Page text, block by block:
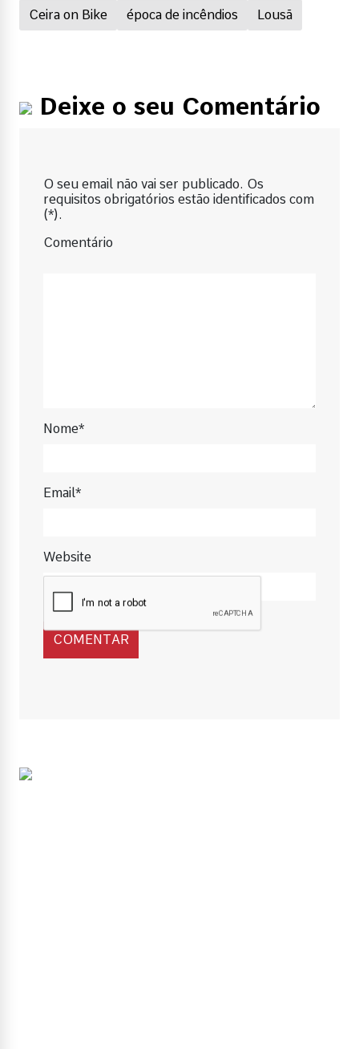
Ceira on Bike época de incêndios Lousã
Deixe o seu Comentário
O seu email não vai ser publicado. Os
requisitos obrigatórios estão identificados com
(*).
Comentário
Nome*
Email*
Website